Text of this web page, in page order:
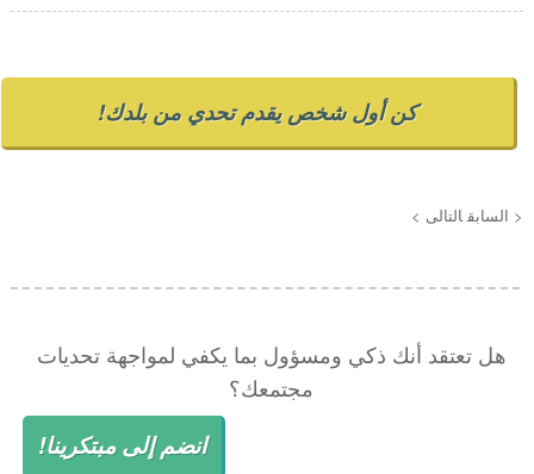
كن أول شخص يقدم تحدي من بلدك!
< السابق التالى >
هل تعتقد أنك ذكي ومسؤول بما يكفي لمواجهة تحديات
مجتمعك؟
انضم إلى مبتكرينا!